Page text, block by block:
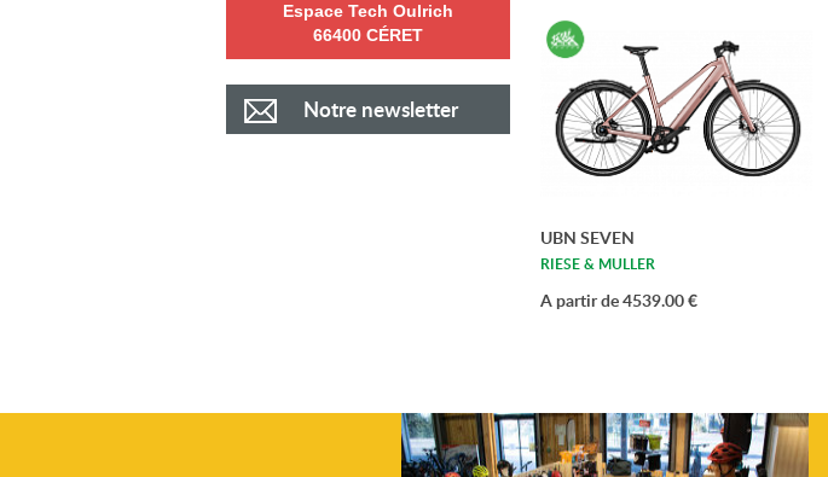
UBN SEVEN
RIESE & MULLER
A partir de 4539.00 €
Espace Tech Oulrich
66400 CÉRET
Notre newsletter